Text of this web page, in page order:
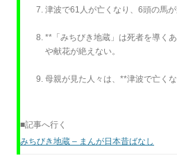
津波で61人が亡くなり、6頭の馬が
**「みちびき地蔵」は死者を導く
や献花が絶えない。
母親が見た人々は、**津波で亡く
■記事へ行く
みちびき地蔵 – まんが日本昔ばなし